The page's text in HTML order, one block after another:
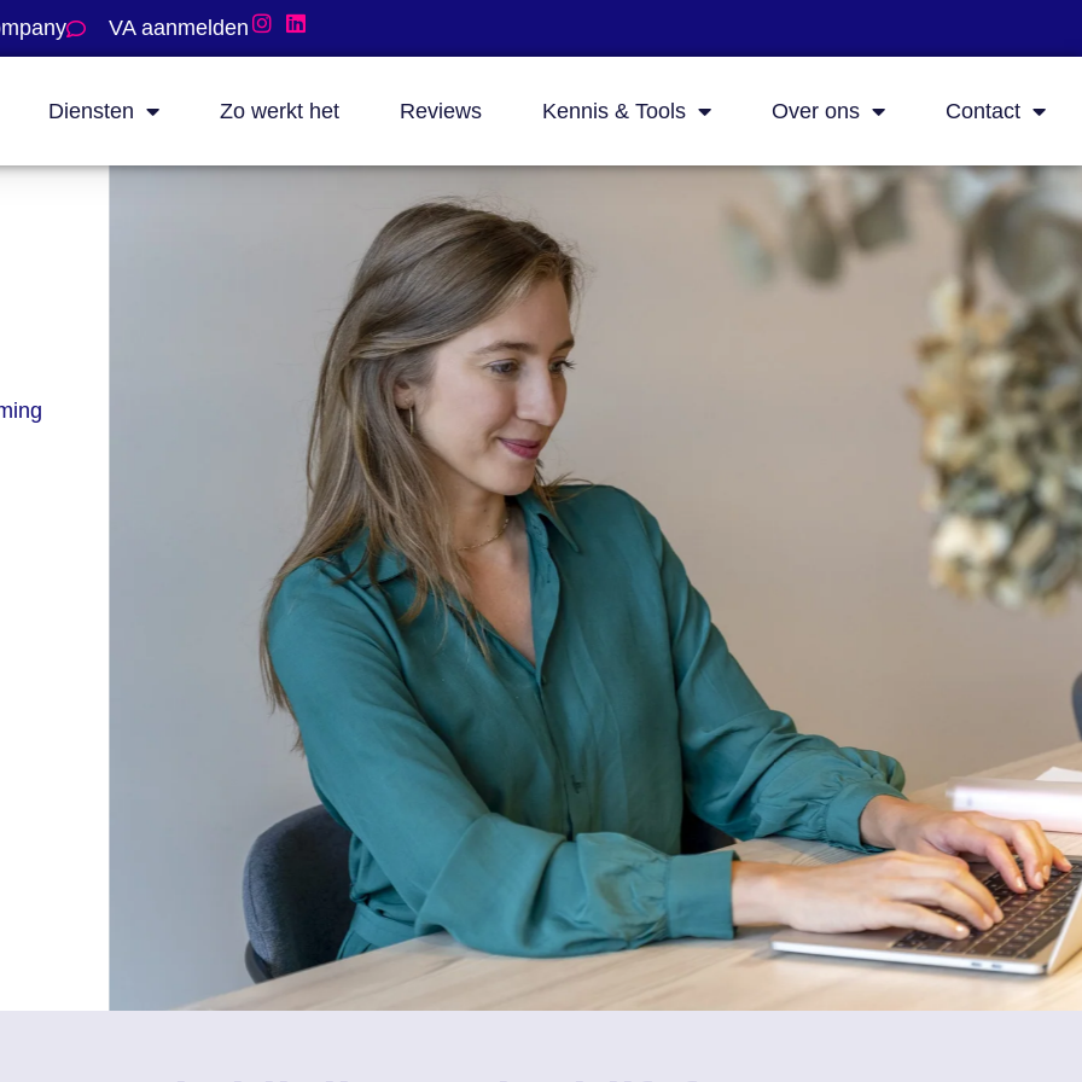
VA aanmelden
Diensten Zo werkt het Reviews Kennis & Tools Over ons Contact